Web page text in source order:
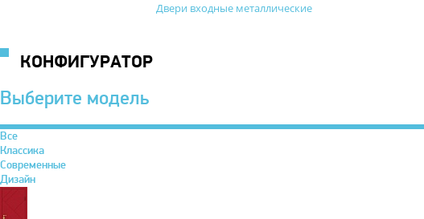
Двери входные металлические
КОНФИГУРАТОР
Выберите модель
Все
Классика
Современные
Дизайн